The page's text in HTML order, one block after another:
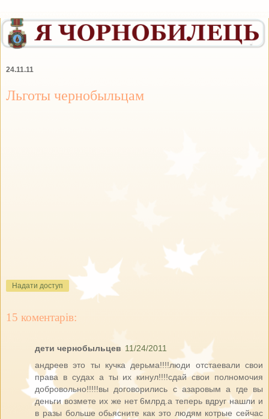
24.11.11
Льготы чернобыльцам
Надати доступ
15 коментарів:
дети чернобыльцев 11/24/2011
андреев это ты кучка дерьма!!!!люди отстаевали свои
права в судах а ты их кинул!!!!сдай свои полномочия
добровольно!!!!!вы договорились с азаровым а где вы
деньги возмете их же нет 6млрд.а теперь вдруг нашли и
в разы больше обьясните как это людям котрые сейчас